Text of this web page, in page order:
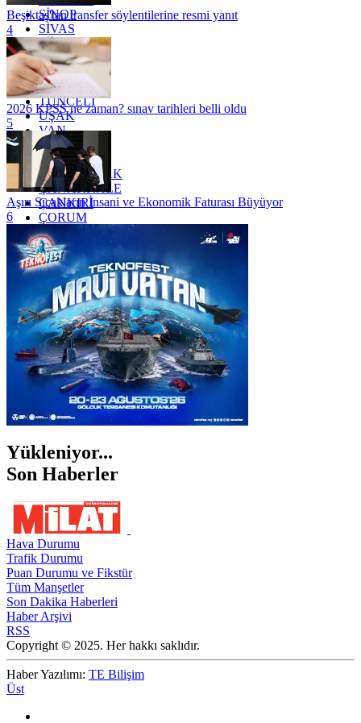
SİNOP
SİVAS
SİİRT
TEKİRDAĞ
TOKAT
TRABZON
TUNCELİ
UŞAK
VAN
YALOVA
YOZGAT
ZONGULDAK
ÇANAKKALE
ÇANKIRI
ÇORUM
İSTANBUL
İZMİR
ŞANLIURFA
ŞIRNAK
Beşiktaş'tan transfer söylentilerine resmi yanıt
4
2026 KPSS ne zaman? sınav tarihleri belli oldu
5
Aşırı Sıcakların İnsani ve Ekonomik Faturası Büyüyor
6
Yükleniyor...
Son Haberler
Hava Durumu
Trafik Durumu
Puan Durumu ve Fikstür
Tüm Manşetler
Son Dakika Haberleri
Haber Arşivi
RSS
Copyright © 2025. Her hakkı saklıdır.
Haber Yazılımı: TE Bilişim
Üst